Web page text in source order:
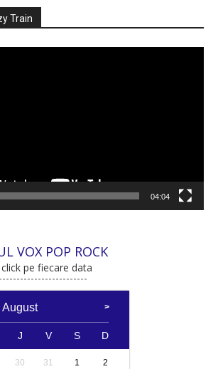
Train
04:04
VOX POP ROCK
pe fiecare data
August
J V S D
30 31 1 2